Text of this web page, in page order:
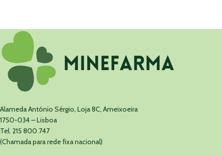
Alameda António Sérgio, Loja 8C, Ameixoeira
1750-034 – Lisboa
Tel. 215 800 747
(Chamada para rede fixa nacional)